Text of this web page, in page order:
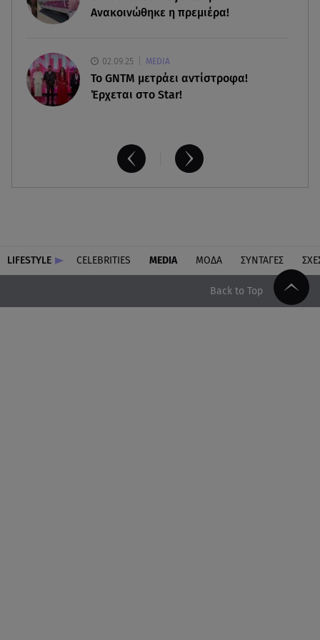
Ανακοινώθηκε η πρεμιέρα!
02.09.25 MEDIA
Το GNTM μετράει αντίστροφα!
Έρχεται στο Star!
LIFESTYLE CELEBRITIES MEDIA ΜΟΔΑ ΣΥΝΤΑΓΕΣ
Back to Top